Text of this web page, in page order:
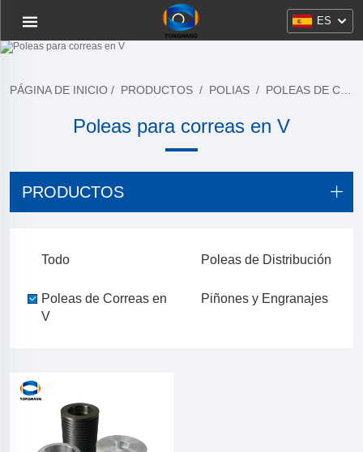
ES
PÁGINA DE INICIO / PRODUCTOS / POLIAS / POLEAS DE CORREAS EN V
Poleas para correas en V
PRODUCTOS
Todo Poleas de Distribución
Poleas de Correas en
V
Piñones y Engranajes